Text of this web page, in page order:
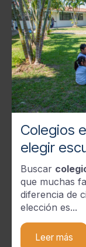
Colegios
elegir
Buscar
que muchas
diferencia de
elección es...
Leer más